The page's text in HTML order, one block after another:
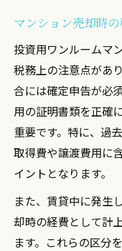
マンション売却時
投資用ワンルームマ
税務上の注意点があ
合には確定申告が必
用の証明書類を正確
重要です。特に、過
取得費や譲渡費用に
イントとなります。
また、賃貸中に発生
却時の経費として計
ます。これらの区分